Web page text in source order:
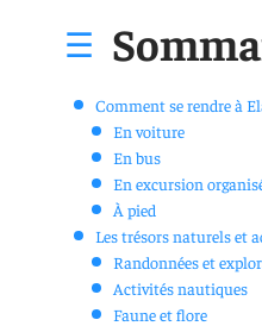
Comment se rendre à
En voiture
En bus
En excursion
À pied
Les trésors naturels et
Randonnées et
Activités nautiques
Faune et flore